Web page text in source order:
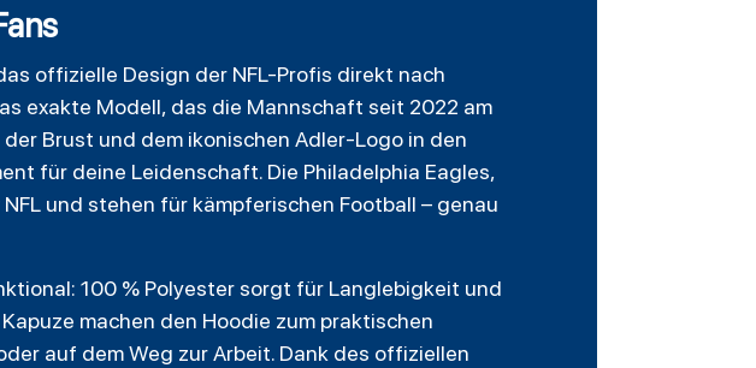
offizielle Design der NFL-Profis direkt nach
exakte Modell, das die Mannschaft seit 2022 am
Brust und dem ikonischen Adler-Logo in den
für deine Leidenschaft. Die Philadelphia Eagles,
und stehen für kämpferischen Football – genau
100 % Polyester sorgt für Langlebigkeit und
machen den Hoodie zum praktischen
auf dem Weg zur Arbeit. Dank des offiziellen